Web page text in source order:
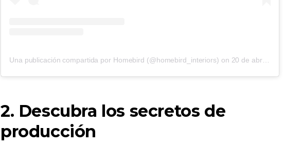
Una publicación compartida por Homebird (@homebird_interiors) on 20 de abril de 2017 a las 2:00 h PDT
2. Descubra los secretos de
producción